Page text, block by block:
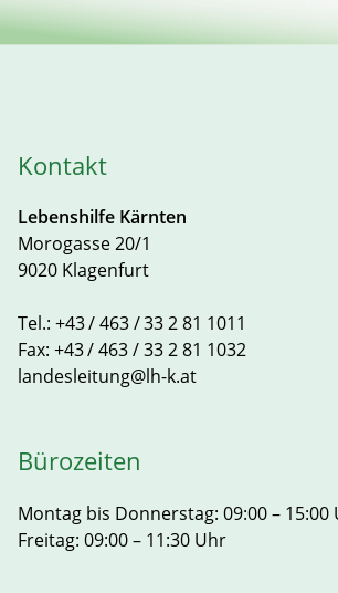
Kontakt
Lebenshilfe Kärnten
Morogasse 20/1
9020 Klagenfurt
Tel.: +43 / 463 / 33 2 81 1011
Fax: +43 / 463 / 33 2 81 1032
landesleitung@lh-k.at
Bürozeiten
Montag bis Donnerstag: 09:00 – 15:00
Freitag: 09:00 – 11:30 Uhr